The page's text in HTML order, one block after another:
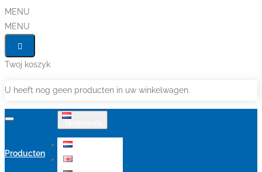
MENU
MENU
Twoj koszyk
U heeft nog geen producten in uw winkelwagen.
Producten